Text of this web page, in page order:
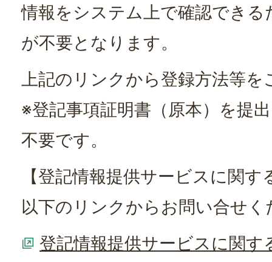
情報をシステム上で確認できる
が不要となります。
上記のリンクから登録方法等
※登記事項証明書（原本）を提
不要です。
【登記情報提供サービスに関
以下のリンクからお問い合せく
登記情報提供サービスに関す